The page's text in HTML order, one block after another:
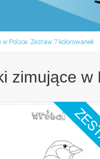
w Polsce. Zestaw 7 kolorowanek
zimujące w